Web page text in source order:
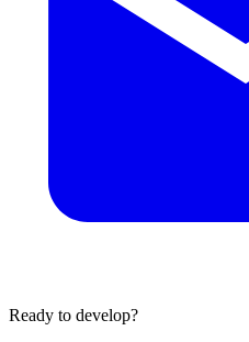
Ready to develop?